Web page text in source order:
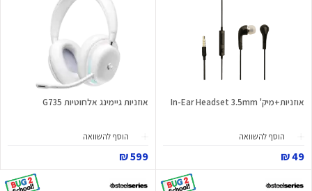
אוזניות+מיק' In-Ear Headset 3.5mm
הוסף להשוואה
49 ₪
אוזניות גיימינג אלחוטיות G735
הוסף להשוואה
599 ₪